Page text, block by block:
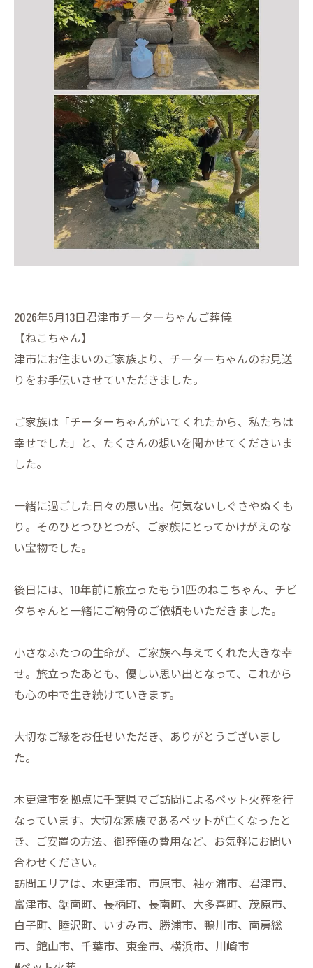
2026年5月13日君津市チーターちゃんご葬儀
【ねこちゃん】
津市にお住まいのご家族より、チーターちゃんのお見送
りをお手伝いさせていただきました。
ご家族は「チーターちゃんがいてくれたから、私たちは
幸せでした」と、たくさんの想いを聞かせてくださいま
した。
一緒に過ごした日々の思い出。何気ないしぐさやぬくも
り。そのひとつひとつが、ご家族にとってかけがえのな
い宝物でした。
後日には、10年前に旅立ったもう1匹のねこちゃん、チビ
タちゃんと一緒にご納骨のご依頼もいただきました。
小さなふたつの生命が、ご家族へ与えてくれた大きな幸
せ。旅立ったあとも、優しい思い出となって、これから
も心の中で生き続けていきます。
大切なご縁をお任せいただき、ありがとうございまし
た。
木更津市を拠点に千葉県でご訪問によるペット火葬を行
なっています。大切な家族であるペットが亡くなったと
き、ご安置の方法、御葬儀の費用など、お気軽にお問い
合わせください。
訪問エリアは、木更津市、市原市、袖ヶ浦市、君津市、
富津市、鋸南町、長柄町、長南町、大多喜町、茂原市、
白子町、睦沢町、いすみ市、勝浦市、鴨川市、南房総
市、館山市、千葉市、東金市、横浜市、川崎市